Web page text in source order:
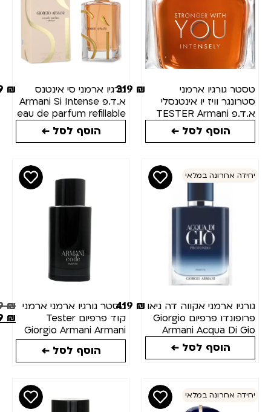
גורגיו ארמני
וויז יו אינטנסלי
א.ד.פ TESTER Armani
Emporio Stronger
You Intensely eau
319
הוסף לסל ←
גורגיו ארמני סי אינטנס
א.ד.פ Armani Si Intense
eau de parfum refillable
439
הוסף לסל ←
אחרונה במלאי
ארמני אקווה דה גיאו
פרופונדו פרפיום Giorgio
Armani Acqua Di
Profondo Parfum
419₪
הוסף לסל ←
טסטר גורגיו ארמני ארמני
קוד פרפיום Tester
Giorgio Armani Armani
Code Perfume 75ml
449₪
349
הוסף לסל ←
אחרונה במלאי